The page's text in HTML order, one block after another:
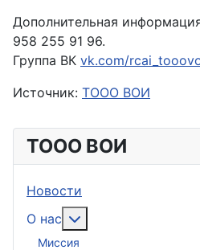
ТООО ВОИ
Новости
О нас
Миссия
Дополнительная
958 255 91 96.
Группа ВК vk.com/
Источник: ТООО ВОИ